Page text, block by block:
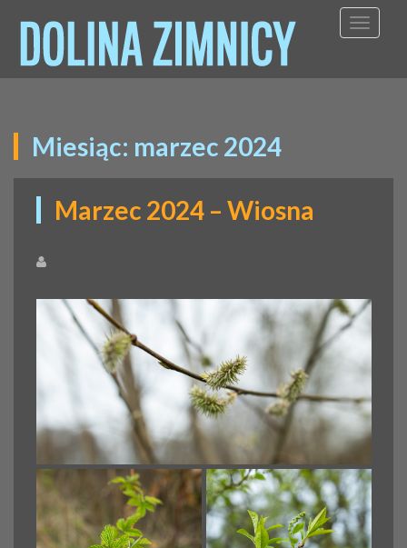
Miesiąc: marzec 2024
Marzec 2024 – Wiosna